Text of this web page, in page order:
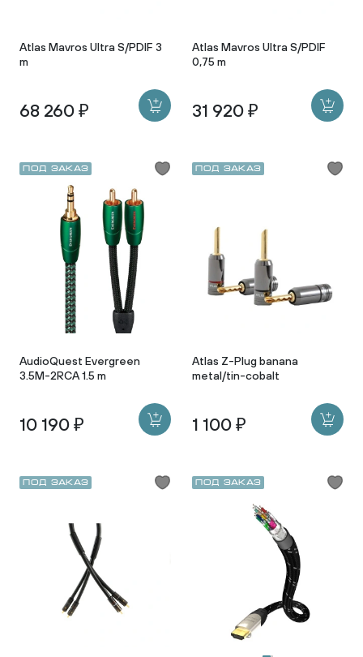
Atlas Mavros Ultra S/PDIF 3
m
68 260 ₽
Atlas Mavros Ultra S/PDIF
0,75 m
31 920 ₽
Под заказ
AudioQuest Evergreen
3.5М-2RCA 1.5 m
10 190 ₽
Под заказ
Atlas Z-Plug banana
metal/tin-cobalt
1 100 ₽
Под заказ Под заказ